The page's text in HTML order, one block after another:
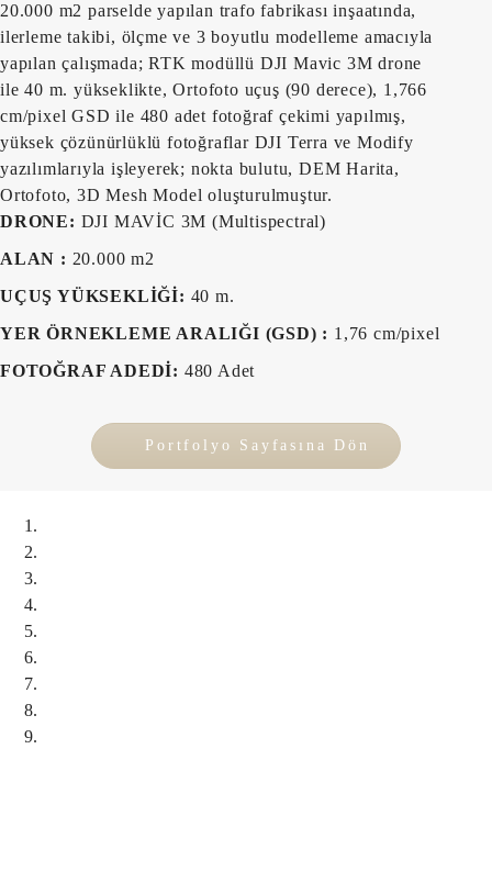
20.000 m2 parselde yapılan trafo fabrikası inşaatında,
ilerleme takibi, ölçme ve 3 boyutlu modelleme amacıyla
yapılan çalışmada; RTK modüllü DJI Mavic 3M drone
ile 40 m. yükseklikte, Ortofoto uçuş (90 derece), 1,766
cm/pixel GSD ile 480 adet fotoğraf çekimi yapılmış,
yüksek çözünürlüklü fotoğraflar DJI Terra ve Modify
yazılımlarıyla işleyerek; nokta bulutu, DEM Harita,
Ortofoto, 3D Mesh Model oluşturulmuştur.
DRONE: DJI MAVİC 3M (Multispectral)
ALAN : 20.000 m2
UÇUŞ YÜKSEKLİĞİ: 40 m.
YER ÖRNEKLEME ARALIĞI (GSD) : 1,76 cm/pixel
FOTOĞRAF ADEDİ: 480 Adet
Portfolyo Sayfasına Dön